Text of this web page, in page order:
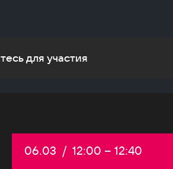
для участия
Дата:
06.03 / Начало:
12:00 – Конец:
12:40